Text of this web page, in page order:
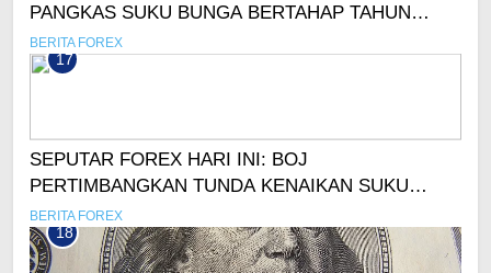
PANGKAS SUKU BUNGA BERTAHAP TAHUN
DEPAN
BERITA FOREX
17
SEPUTAR FOREX HARI INI: BOJ
PERTIMBANGKAN TUNDA KENAIKAN SUKU
BUNGA, YEN TERTEKAN!
BERITA FOREX
18